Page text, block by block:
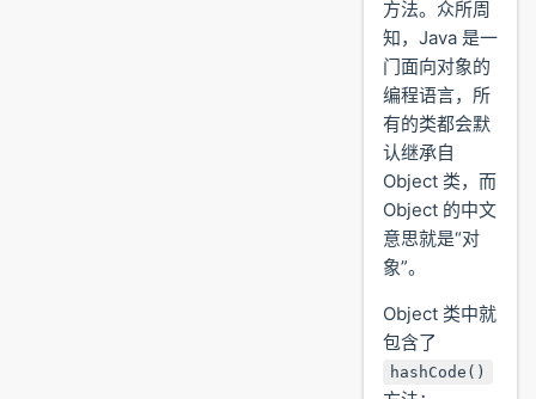
方法。众所周
知，Java 是一
门面向对象的
编程语言，所
有的类都会默
认继承自
Object 类，而
Object 的中文
意思就是“对
象”。
Object 类中就
包含了
hashCode()